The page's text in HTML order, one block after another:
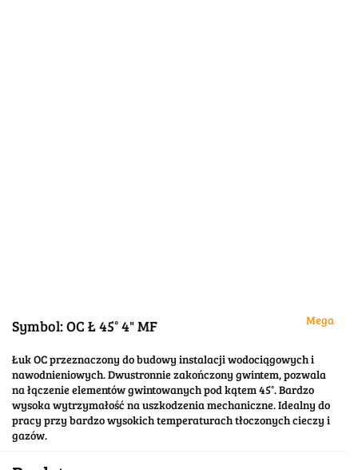
Symbol:OC Ł 45° 4" MF Mega
Łuk OC przeznaczony do budowy instalacji wodociągowych i
nawodnieniowych. Dwustronnie zakończony gwintem, pozwala
na łączenie elementów gwintowanych pod kątem 45°. Bardzo
wysoka wytrzymałość na uszkodzenia mechaniczne. Idealny do
pracy przy bardzo wysokich temperaturach tłoczonych cieczy i
gazów.